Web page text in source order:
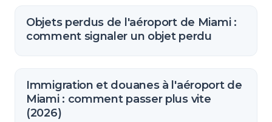
Objets perdus de l'aéroport de Miami :
comment signaler un objet perdu
Immigration et douanes à l'aéroport de
Miami : comment passer plus vite
(2026)